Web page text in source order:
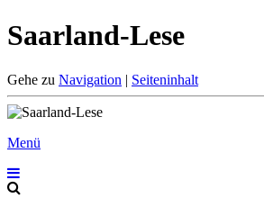
Saarland-Lese
Gehe zu Navigation | Seiteninhalt
Menü